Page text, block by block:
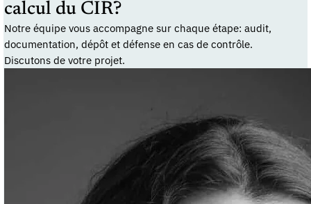
calcul du CIR?
Notre équipe vous accompagne sur chaque étape: audit,
documentation, dépôt et défense en cas de contrôle.
Discutons de votre projet.